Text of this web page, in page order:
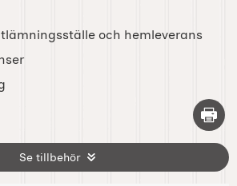
och hemleverans
Skriv
Se tillbehör